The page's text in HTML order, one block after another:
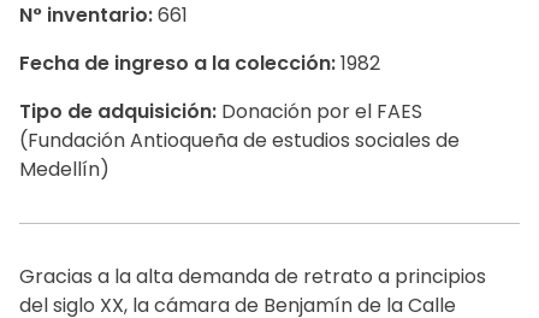
N° inventario:661
Fecha de ingreso a la colección:1982
Tipo de adquisición: Donación por el FAES
(Fundación Antioqueña de estudios sociales de
Medellín)
Gracias a la alta demanda de retrato a principios
del siglo XX, la cámara de Benjamín de la Calle